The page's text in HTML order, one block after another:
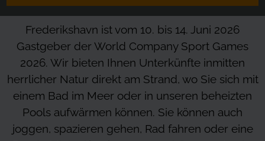
Frederikshavn ist vom 10. bis 14. Juni 2026
Gastgeber der World Company Sport Games
2026. Wir bieten Ihnen Unterkünfte inmitten
herrlicher Natur direkt am Strand, wo Sie sich mit
einem Bad im Meer oder in unseren beheizten
Pools aufwärmen können. Sie können auch
joggen, spazieren gehen, Rad fahren oder eine